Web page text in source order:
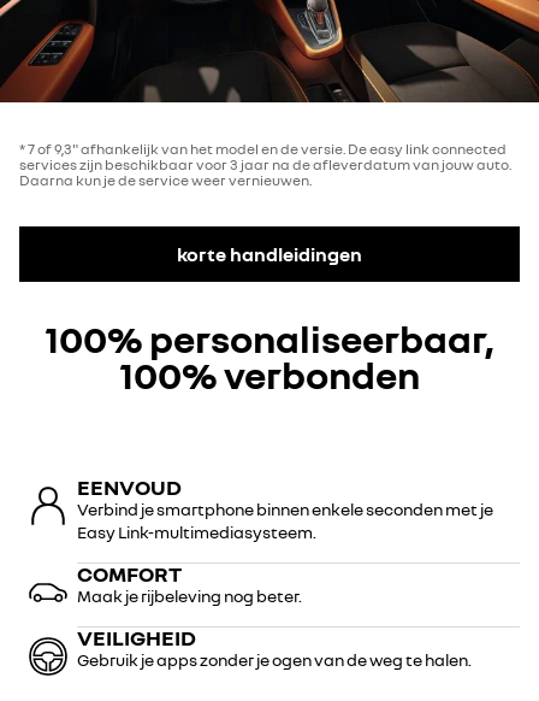
* 7 of 9,3" afhankelijk van het model en de versie. De easy link connected
services zijn beschikbaar voor 3 jaar na de afleverdatum van jouw auto.
Daarna kun je de service weer vernieuwen.
korte handleidingen
100% personaliseerbaar,
100% verbonden
EENVOUD
Verbind je smartphone binnen enkele seconden met je
Easy Link-multimediasysteem.
COMFORT
Maak je rijbeleving nog beter.
VEILIGHEID
Gebruik je apps zonder je ogen van de weg te halen.